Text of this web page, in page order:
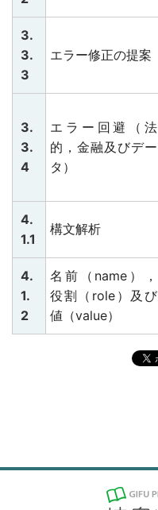
3.
3.
3
エラー修正の提案
3.
3.
4
エラー回避（法
的，金融及びデー
タ）
4.
1.1
構文解析
4.
1.
2
名前（name），
役割（role）及び
値（value）